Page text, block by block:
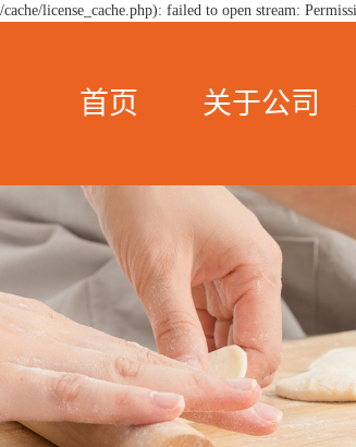
license_cache.php): failed to open stream:
首页 关于公司